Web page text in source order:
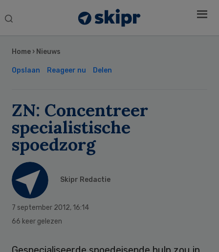
Search
Home › Nieuws
Opslaan Reageer nu Delen
ZN: Concentreer
specialistische
spoedzorg
Skipr Redactie
7 september 2012, 16:14
66 keer gelezen
Sidebar